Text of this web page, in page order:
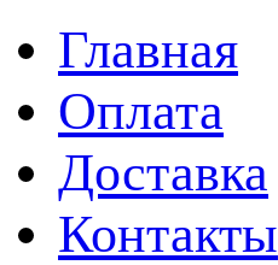
Главная
Оплата
Доставка
Контакты